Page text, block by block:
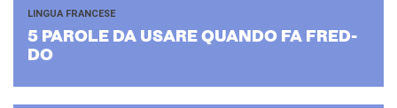
LINGUA FRANCESE
5 PA­RO­LE DA USARE QUAN­DO FA FRED­
DO